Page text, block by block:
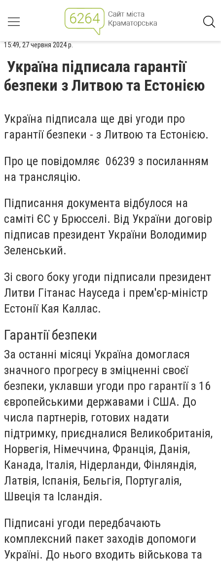
15:49, 27 червня 2024 р.
Україна підписала гарантії
безпеки з Литвою та Естонією
Україна підписала ще дві угоди про
гарантії безпеки - з Литвою та Естонією.
Про це повідомляє 06239 з посиланням
на трансляцію.
Підписання документа відбулося на
саміті ЄС у Брюсселі. Від України договір
підписав президент України Володимир
Зеленський.
Зі свого боку угоди підписали президент
Литви Гітанас Науседа і прем'єр-міністр
Естонії Кая Каллас.
Гарантії безпеки
За останні місяці Україна домоглася
значного прогресу в зміцненні своєї
безпеки, уклавши угоди про гарантії з 16
європейськими державами і США. До
числа партнерів, готових надати
підтримку, приєдналися Великобританія,
Норвегія, Німеччина, Франція, Данія,
Канада, Італія, Нідерланди, Фінляндія,
Латвія, Іспанія, Бельгія, Португалія,
Швеція та Ісландія.
Підписані угоди передбачають
комплексний пакет заходів допомоги
Україні. До нього входить військова та